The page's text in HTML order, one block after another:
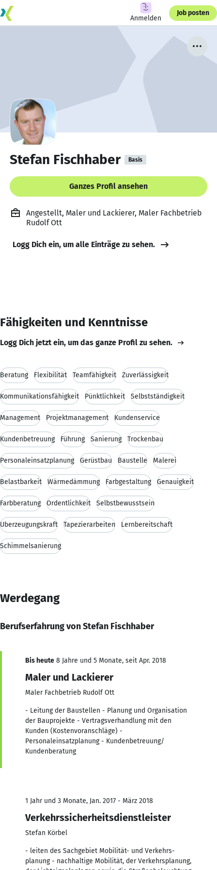
Anmelden
Job posten
Stefan Fischhaber Basis
Ganzes Profil ansehen
Angestellt, Maler und Lackierer, Maler Fachbetrieb
Rudolf Ott
Logg Dich ein, um alle Einträge zu sehen.
Fähigkeiten und Kenntnisse
Logg Dich jetzt ein, um das ganze Profil zu sehen.
Beratung Flexibilität Teamfähigkeit Zuverlässigkeit
Kommunikationsfähigkeit Pünktlichkeit Selbstständigkeit
Management Projektmanagement Kundenservice
Kundenbetreuung Führung Sanierung Trockenbau
Personaleinsatzplanung Gerüstbau Baustelle Malerei
Belastbarkeit Wärmedämmung Farbgestaltung Genauigkeit
Farbberatung Ordentlichkeit Selbstbewusstsein
Überzeugungskraft Tapezierarbeiten Lernbereitschaft
Schimmelsanierung
Werdegang
Berufserfahrung von Stefan Fischhaber
Bis heute 8 Jahre und 5 Monate, seit Apr. 2018
Maler und Lackierer
Maler Fachbetrieb Rudolf Ott
- Leitung der Baustellen - Planung und Organisation
der Bauprojekte - Vertragsverhandlung mit den
Kunden (Kostenvoranschläge) -
Personaleinsatzplanung - Kundenbetreuung/
Kundenberatung
1 Jahr und 3 Monate, Jan. 2017 - März 2018
Verkehrssicherheitsdienstleister
Stefan Körbel
- leiten des Sach­gebiet Mobilität- und Verkehrs­
planung - nach­haltige Mobilität, der Verkehrs­planung,